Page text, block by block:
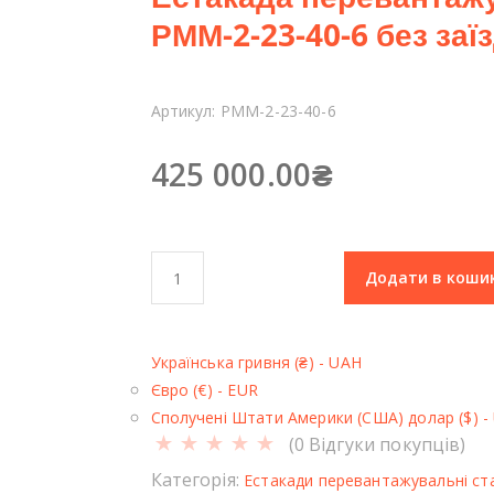
РММ-2-23-40-6 без
Артикул: РММ-2-23-40-6
425 000.00₴
к
а
д
а
п
Додати в
Українська гривня (₴) - UAH
Євро (€) - EUR
Сполучені Штати Америки (США) долар ($) -
(0 Відгуки покупців)
Категорія: Естакади перевантажувальні